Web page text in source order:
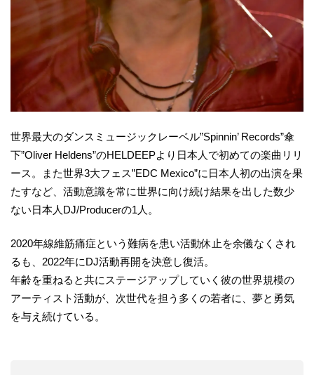
世界最大のダンスミュージックレーベル”Spinnin’ Records”傘
下”Oliver Heldens”のHELDEEPより日本人で初めての楽曲リリ
ース。また世界3大フェス”EDC Mexico”に日本人初の出演を果
たすなど、活動意識を常に世界に向け続け結果を出した数少
ない日本人DJ/Producerの1人。
2020年線維筋痛症という難病を患い活動休止を余儀なくされ
るも、2022年にDJ活動再開を決意し復活。
年齢を重ねると共にステージアップしていく彼の世界規模の
アーティスト活動が、次世代を担う多くの若者に、夢と勇気
を与え続けている。